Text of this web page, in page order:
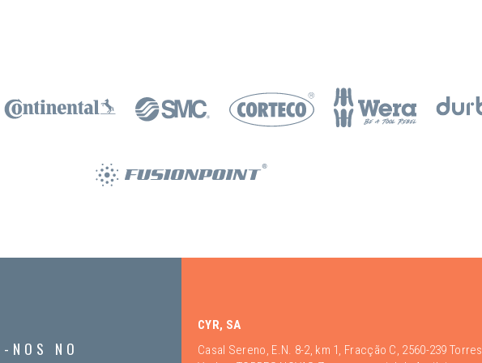
NOS NO
CYR, SA
Casal Sereno, E.N. 8-2, km 1, Fracção C, 2560-239 Torres